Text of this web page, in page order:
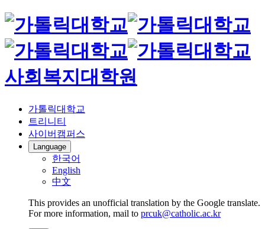
사회복지대학원
가톨릭대학교
트리니티
사이버캠퍼스
Language
한국어
English
中文
This provides an unofficial translation by the Google translate.
For more information, mail to prcuk@catholic.ac.kr